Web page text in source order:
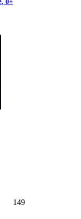
, 0+
149